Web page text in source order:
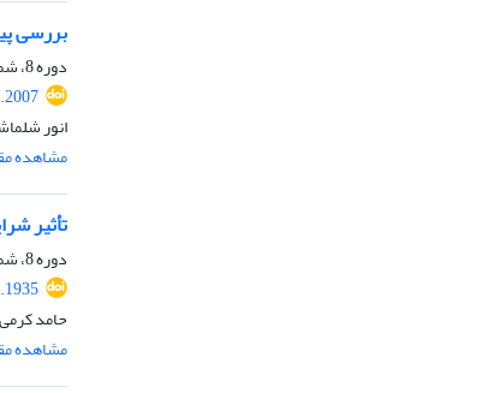
بررسی
دوره 8، شماره 2، زمستان 1399، صفحه
انور
مشاهده
تأثیر
دوره 8، شماره 1، پاییز 1399، صفحه
حامد
مشاهده